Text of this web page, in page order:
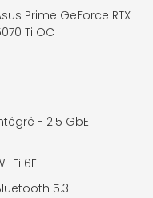
Prime GeForce RTX
Ti OC
- 2.5 GbE
Fi 6E
5.3